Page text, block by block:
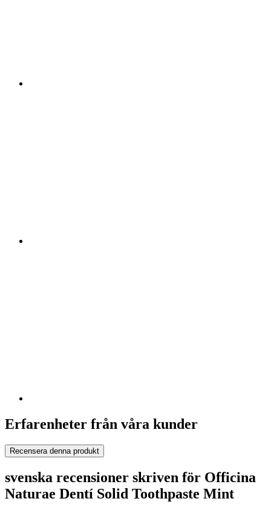
Erfarenheter från våra kunder
Recensera denna produkt
svenska recensioner skriven för Officina
Naturae Dentí Solid Toothpaste Mint